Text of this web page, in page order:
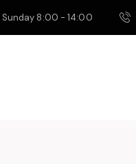
8:00 - 14:00